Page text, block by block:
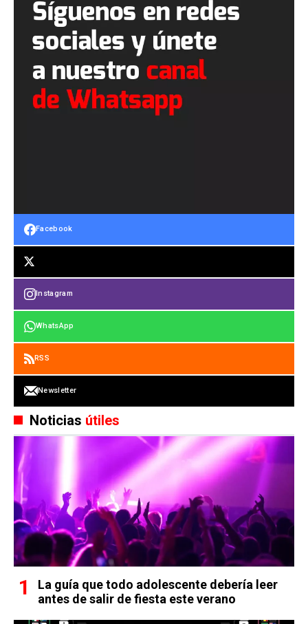
Facebook
Instagram
WhatsApp
RSS
Newsletter
Noticias útiles
La guía que todo adolescente debería leer
antes de salir de fiesta este verano